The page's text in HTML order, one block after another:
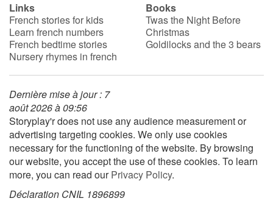
Links
French stories for kids
Learn french numbers
French bedtime stories
Nursery rhymes in french
Books
Twas the Night Before
Christmas
Goldilocks and the 3 bears
Dernière mise à jour : 7
août 2026 à 09:56
Storyplay'r does not use any audience measurement or
advertising targeting cookies. We only use cookies
necessary for the functioning of the website. By browsing
our website, you accept the use of these cookies. To learn
more, you can read ourPrivacy Policy.
Déclaration CNIL 1896899